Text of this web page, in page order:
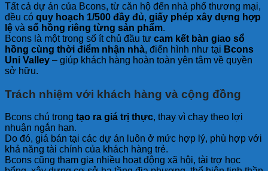
Tất cả dự án của Bcons, từ căn hộ đến nhà phố thương mại,
đều có quy hoạch 1/500 đầy đủ, giấy phép xây dựng hợp
lệ và sổ hồng riêng từng sản phẩm.
Bcons là một trong số ít chủ đầu tư cam kết bàn giao sổ
hồng cùng thời điểm nhận nhà, điển hình như tại Bcons
Uni Valley – giúp khách hàng hoàn toàn yên tâm về quyền
sở hữu.
Trách nhiệm với khách hàng và cộng đồng
Bcons chú trọng tạo ra giá trị thực, thay vì chạy theo lợi
nhuận ngắn hạn.
Do đó, giá bán tại các dự án luôn ở mức hợp lý, phù hợp với
khả năng tài chính của khách hàng trẻ.
Bcons cũng tham gia nhiều hoạt động xã hội, tài trợ học